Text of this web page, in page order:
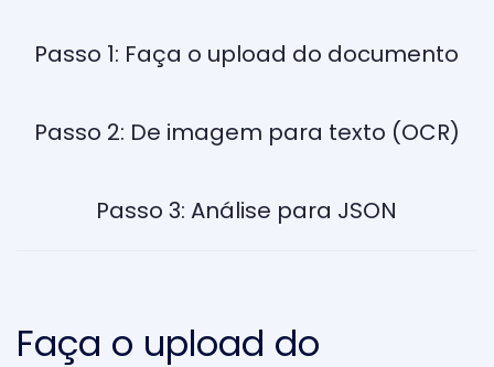
Passo 1: Faça o upload do documento
Passo 2: De imagem para texto (OCR)
Passo 3: Análise para JSON
Faça o upload do